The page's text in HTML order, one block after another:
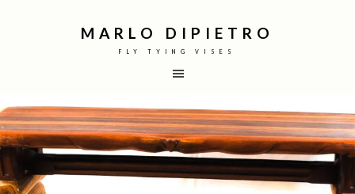
MARLO DIPIETRO
FLY TYING VISES